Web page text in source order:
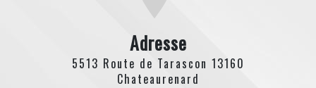
Adresse
5513 Route de Tarascon 13160
Chateaurenard